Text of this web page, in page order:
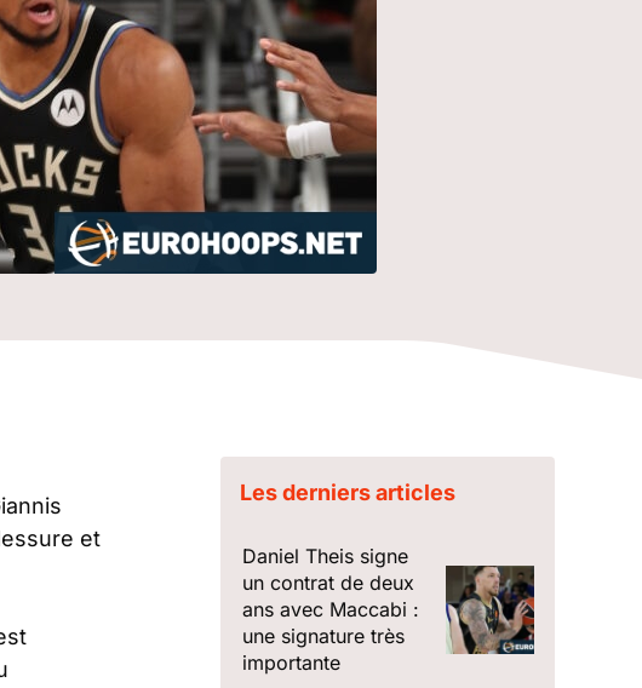
et
Les derniers articles
Daniel Theis signe
un contrat de deux
ans avec Maccabi :
une signature très
importante